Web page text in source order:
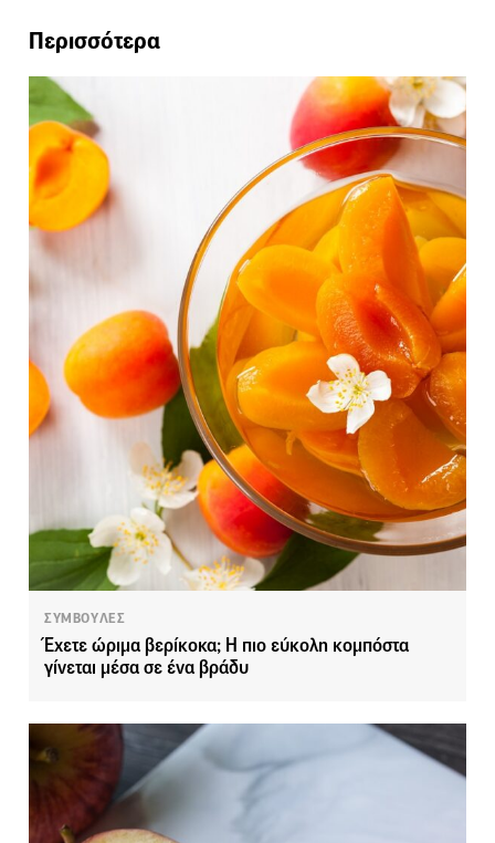
Περισσότερα
ΣΥΜΒΟΥΛΕΣ
Έχετε ώριμα βερίκοκα; Η πιο εύκολη κομπόστα
γίνεται μέσα σε ένα βράδυ